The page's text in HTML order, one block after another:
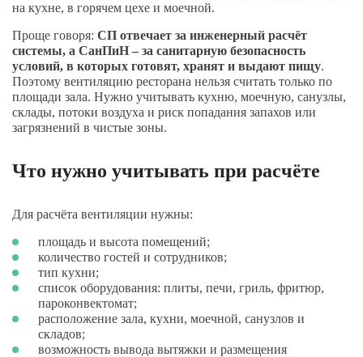
на кухне, в горячем цехе и моечной.
Проще говоря: СП отвечает за инженерный расчёт
системы, а СанПиН – за санитарную безопасность
условий, в которых готовят, хранят и выдают пищу.
Поэтому вентиляцию ресторана нельзя считать только по
площади зала. Нужно учитывать кухню, моечную, санузлы,
склады, потоки воздуха и риск попадания запахов или
загрязнений в чистые зоны.
Что нужно учитывать при расчёте
Для расчёта вентиляции нужны:
площадь и высота помещений;
количество гостей и сотрудников;
тип кухни;
список оборудования: плиты, печи, гриль, фритюр,
пароконвектомат;
расположение зала, кухни, моечной, санузлов и
складов;
возможность вывода вытяжки и размещения